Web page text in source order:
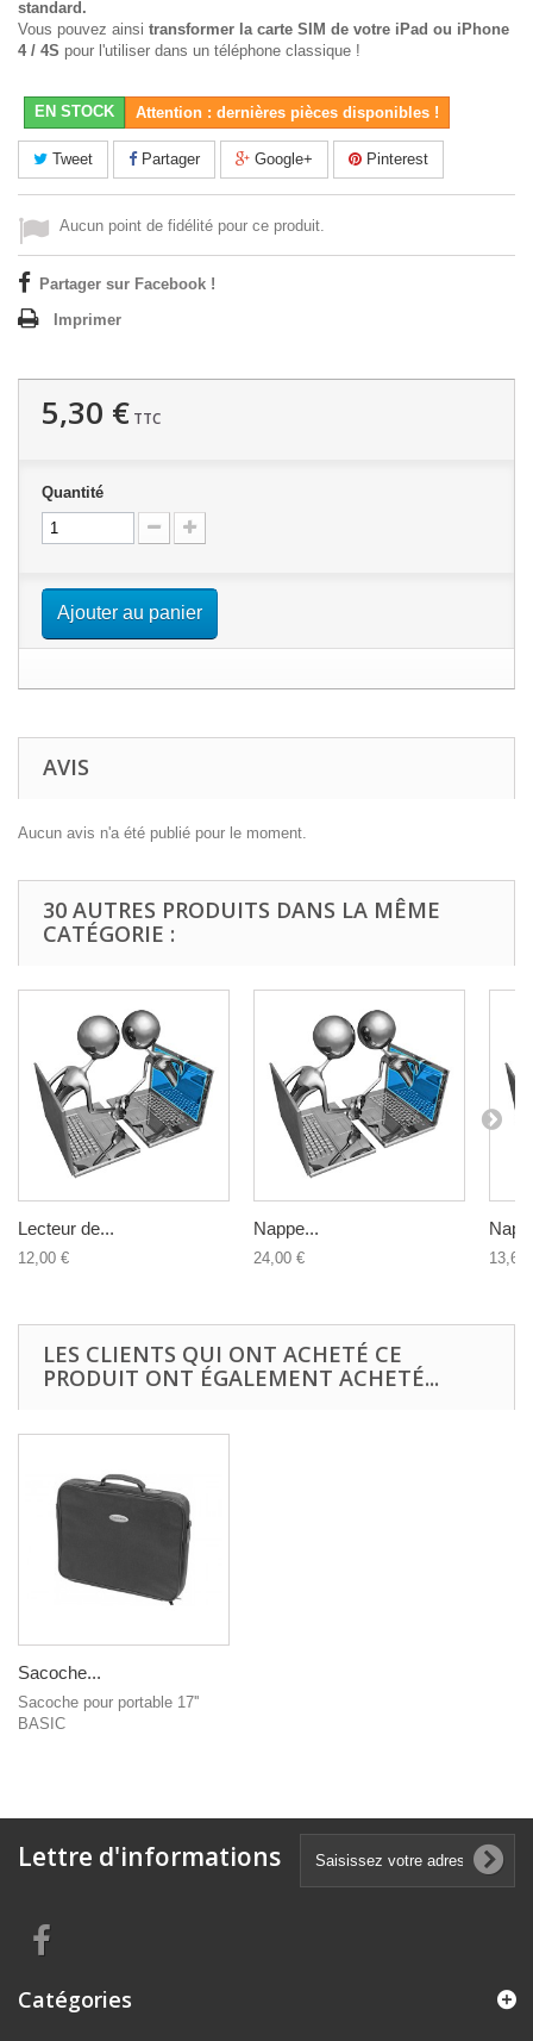
standard.
Vous pouvez ainsi transformer la carte SIM de votre iPad ou iPhone
4 / 4S pour l'utiliser dans un téléphone classique !
EN STOCK Attention : dernières pièces disponibles !
Tweet Partager Google+ Pinterest
Aucun point de fidélité pour ce produit.
Partager sur Facebook !
Imprimer
5,30 € TTC
Quantité
Ajouter au panier
AVIS
Aucun avis n'a été publié pour le moment.
30 AUTRES PRODUITS DANS LA MÊME
CATÉGORIE :
Lecteur de...
12,00 €
Nappe...
24,00 € 13,60
LES CLIENTS QUI ONT ACHETÉ CE
PRODUIT ONT ÉGALEMENT ACHETÉ...
Sacoche...
Sacoche pour portable 17''
BASIC
Lettre d'informations
Catégories